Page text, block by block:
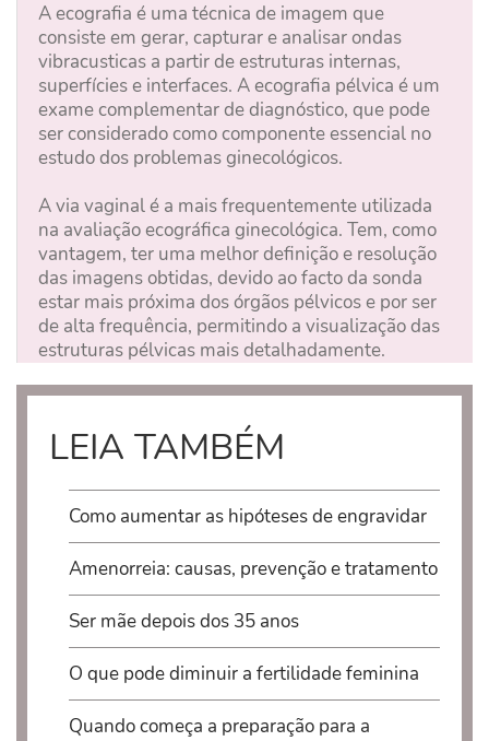
A ecografia é uma técnica de imagem que
consiste em gerar, capturar e analisar ondas
vibracusticas a partir de estruturas internas,
superfícies e interfaces. A ecografia pélvica é um
exame complementar de diagnóstico, que pode
ser considerado como componente essencial no
estudo dos problemas ginecológicos.
A via vaginal é a mais frequentemente utilizada
na avaliação ecográfica ginecológica. Tem, como
vantagem, ter uma melhor definição e resolução
das imagens obtidas, devido ao facto da sonda
estar mais próxima dos órgãos pélvicos e por ser
de alta frequência, permitindo a visualização das
estruturas pélvicas mais detalhadamente.
LEIA TAMBÉM
Como aumentar as hipóteses de engravidar
Amenorreia: causas, prevenção e tratamento
Ser mãe depois dos 35 anos
O que pode diminuir a fertilidade feminina
Quando começa a preparação para a